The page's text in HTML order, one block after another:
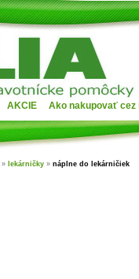
AKCIE Ako nakupovať cez
» lekárničky » náplne do lekárničiek